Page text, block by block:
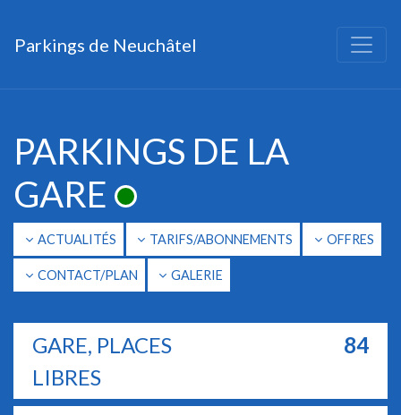
Main Navigation
Parkings de Neuchâtel
PARKINGS DE LA
GARE
ACTUALITÉS TARIFS/ABONNEMENTS OFFRES
CONTACT/PLAN GALERIE
GARE, PLACES
LIBRES
84